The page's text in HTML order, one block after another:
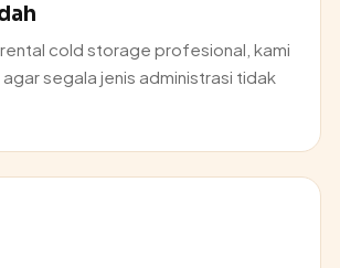
cold storage profesional, kami
segala jenis administrasi tidak